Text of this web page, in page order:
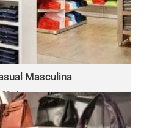
Masculina
30 piezas
por pieza
una variedad de marcas, como:
Lacoste, Michael Kors, Vince
Calvin Klein, Nautica y más.
Click Aquí